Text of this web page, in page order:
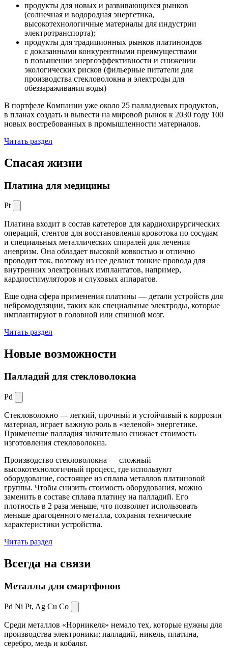
продукты для новых и развивающихся рынков
(солнечная и водородная энергетика,
высокотехнологичные материалы для индустрии
электротранспорта);
продукты для традиционных рынков платиноидов
с доказанными конкурентными преимуществами
в повышении энергоэффективности и снижении
экологических рисков (фильерные питатели для
производства стекловолокна и электроды для
обеззараживания воды)
В портфеле Компании уже около 25 палладиевых продуктов,
в планах создать и вывести на мировой рынок к 2030 году 100
новых востребованных в промышленности материалов.
Читать раздел
Спасая жизни
Платина для медицины
Pt
Платина входит в состав катетеров для кардиохирургических
операций, стентов для восстановления кровотока по сосудам
и специальных металлических спиралей для лечения
аневризм. Она обладает высокой ковкостью и отлично
проводит ток, поэтому из нее делают тонкие провода для
внутренних электронных имплантатов, например,
кардиостимуляторов и слуховых аппаратов.
Еще одна сфера применения платины — детали устройств для
нейромодуляции, таких как специальные электроды, которые
имплантируют в головной или спинной мозг.
Читать раздел
Новые возможности
Палладий для стекловолокна
Pd
Стекловолокно — легкий, прочный и устойчивый к коррозии
материал, играет важную роль в «зеленой» энергетике.
Применение палладия значительно снижает стоимость
изготовления стекловолокна.
Производство стекловолокна — сложный
высокотехнологичный процесс, где используют
оборудование, состоящее из сплава металлов платиновой
группы. Чтобы снизить стоимость оборудования, можно
заменить в составе сплава платину на палладий. Его
плотность в 2 раза меньше, что позволяет использовать
меньше драгоценного металла, сохраняя технические
характеристики устройства.
Читать раздел
Всегда на связи
Металлы для смартфонов
Pd Ni Pt, Ag Cu Co
Среди металлов «Норникеля» немало тех, которые нужны для
производства электроники: палладий, никель, платина,
серебро, медь и кобальт.